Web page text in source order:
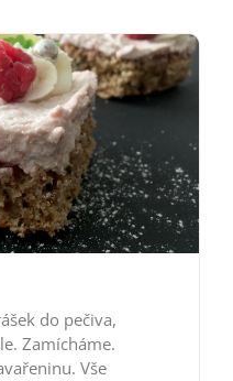
do pečiva,
Zamícháme.
Vše